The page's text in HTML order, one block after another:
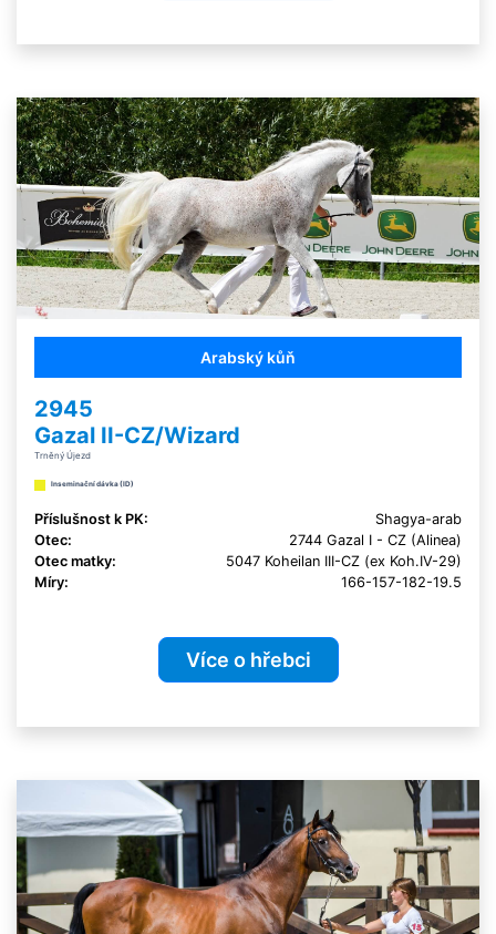
Arabský kůň
2945
Gazal II-CZ/Wizard
Trněný Újezd
Inseminační dávka (ID)
Příslušnost k PK:
Shagya-arab
Otec:
2744 Gazal I - CZ (Alinea)
Otec matky:
5047 Koheilan III-CZ (ex Koh.IV-29)
Míry:
166-157-182-19.5
Více o hřebci